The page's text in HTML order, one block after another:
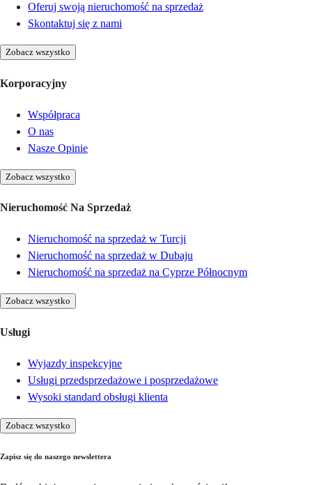
Oferuj swoją nieruchomość na sprzedaż
Skontaktuj się z nami
Zobacz wszystko
Korporacyjny
Współpraca
O nas
Nasze Opinie
Zobacz wszystko
Nieruchomość Na Sprzedaż
Nieruchomość na sprzedaż w Turcji
Nieruchomość na sprzedaż w Dubaju
Nieruchomość na sprzedaż na Cyprze Północnym
Zobacz wszystko
Usługi
Wyjazdy inspekcyjne
Usługi przedsprzedażowe i posprzedażowe
Wysoki standard obsługi klienta
Zobacz wszystko
Zapisz się do naszego newslettera